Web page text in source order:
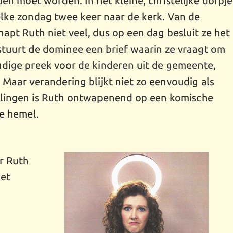
zondag twee keer naar de kerk. Van de
Ruth niet veel, dus op een dag besluit ze het
de dominee een brief waarin ze vraagt om
preek voor de kinderen uit de gemeente,
verandering blijkt niet zo eenvoudig als
is Ruth ontwapenend op een komische
hemel.
Ruth